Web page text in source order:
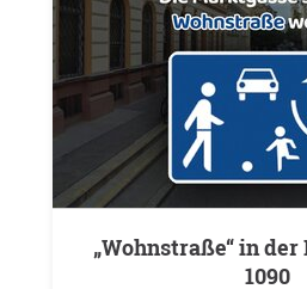
„Wohnstraße“ in der Marktgasse –
1090